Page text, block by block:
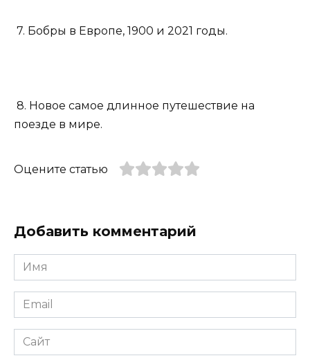
7. Бобры в Европе, 1900 и 2021 годы.
8. Новое самое длинное путешествие на
поезде в мире.
Оцените статью
Добавить комментарий
Имя
*
Email
*
Сайт